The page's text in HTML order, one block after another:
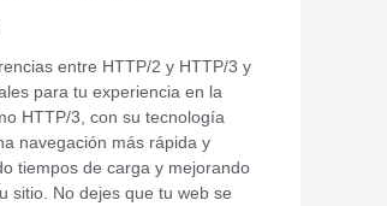
entre HTTP/2 y HTTP/3 y
para tu experiencia en la
HTTP/3, con su tecnología
navegación más rápida y
tiempos de carga y mejorando
sitio. No dejes que tu web se